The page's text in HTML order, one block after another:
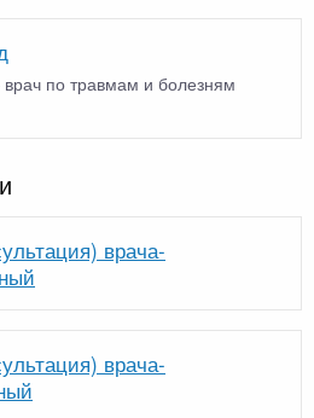
по травмам и болезням
врача-
врача-